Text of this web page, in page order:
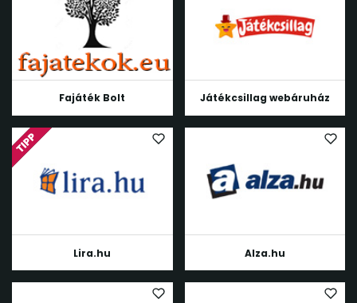
Fajáték Bolt Játékcsillag webáruház
Lira.hu Alza.hu